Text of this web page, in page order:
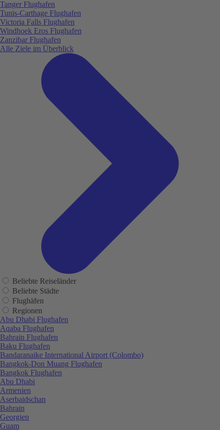
Tanger Flughafen
Tunis-Carthage Flughafen
Victoria Falls Flughafen
Windhoek Eros Flughafen
Zanzibar Flughafen
Alle Ziele im Überblick
Beliebte Reiseländer
Beliebte Städte
Flughäfen
Regionen
Abu Dhabi Flughafen
Aqaba Flughafen
Bahrain Flughafen
Baku Flughafen
Bandaranaike International Airport (Colombo)
Bangkok-Don Muang Flughafen
Bangkok Flughafen
Abu Dhabi
Armenien
Aserbaidschan
Bahrain
Georgien
Guam